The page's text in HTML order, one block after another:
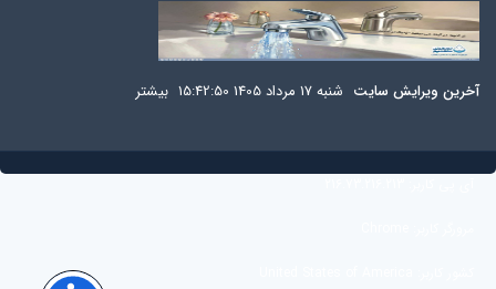
آخرين ويرايش سایت شنبه 17 مرداد 1405 15:42:50 بيشتر